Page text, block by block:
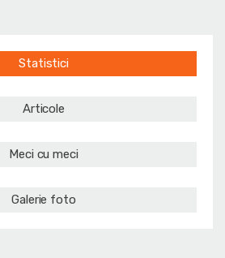
Statistici
Articole
Meci cu meci
Galerie foto